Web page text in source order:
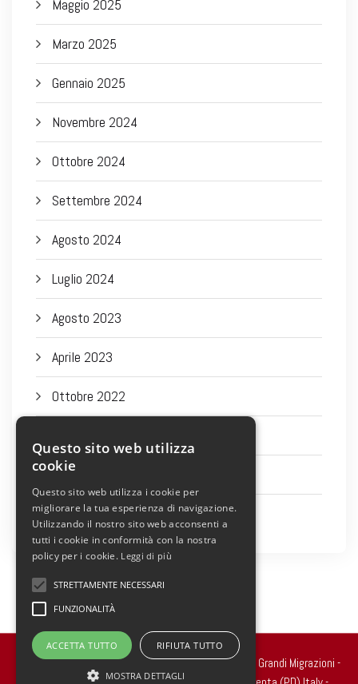
Maggio 2025
Marzo 2025
Gennaio 2025
Novembre 2024
Ottobre 2024
Settembre 2024
Agosto 2024
Luglio 2024
Agosto 2023
Aprile 2023
Ottobre 2022
Agosto 2022
Luglio 2022
Copyright 2022 © all rights reserved. - Centro Studi Grandi Migrazioni -
Questo sito web utilizza
cookie
Questo sito web utilizza i cookie per
migliorare la tua esperienza di navigazione.
Utilizzando il nostro sito web acconsenti a
tutti i cookie in conformità con la nostra
policy per i cookie. Leggi di più
STRETTAMENTE NECESSARI
FUNZIONALITÀ
ACCETTA TUTTO RIFIUTA TUTTO
MOSTRA DETTAGLI